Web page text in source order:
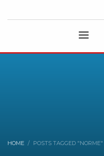
HOME POSTS TAGGED "NORME"